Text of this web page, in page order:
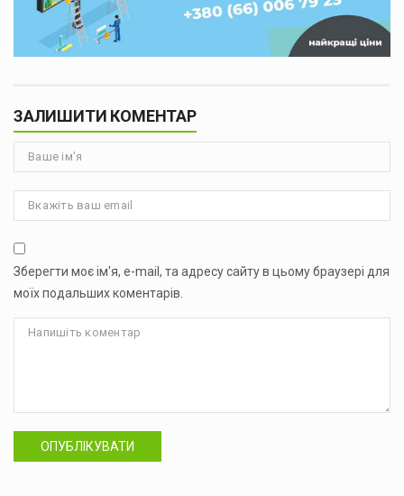
ЗАЛИШИТИ КОМЕНТАР
Зберегти моє ім'я, e-mail, та адресу сайту в цьому браузері для
моїх подальших коментарів.
ОПУБЛІКУВАТИ